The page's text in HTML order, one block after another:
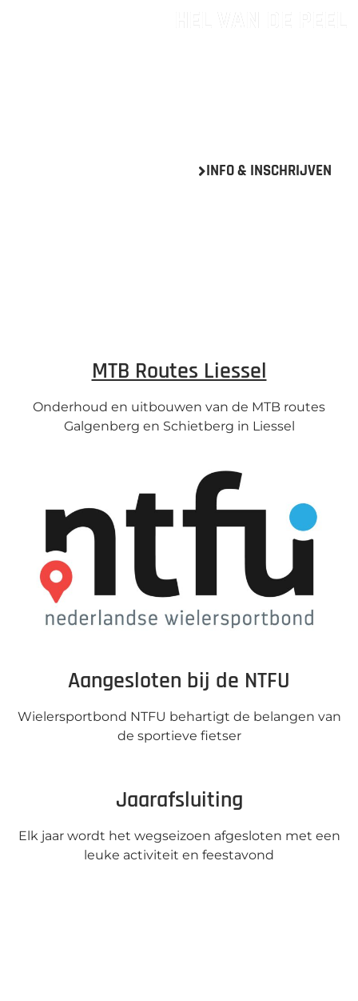
INFO & INSCHRIJVEN
MTB Routes Liessel
Onderhoud en uitbouwen van de MTB routes
Galgenberg en Schietberg in Liessel
Aangesloten bij de NTFU
Wielersportbond NTFU behartigt de belangen van
de sportieve fietser
Jaarafsluiting
Elk jaar wordt het wegseizoen afgesloten met een
leuke activiteit en feestavond